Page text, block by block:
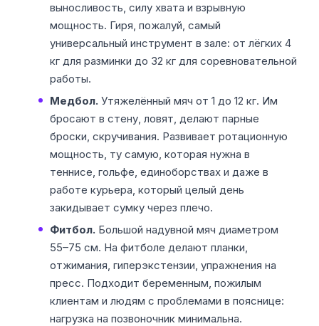
выносливость, силу хвата и взрывную
мощность. Гиря, пожалуй, самый
универсальный инструмент в зале: от лёгких 4
кг для разминки до 32 кг для соревновательной
работы.
Медбол. Утяжелённый мяч от 1 до 12 кг. Им
бросают в стену, ловят, делают парные
броски, скручивания. Развивает ротационную
мощность, ту самую, которая нужна в
теннисе, гольфе, единоборствах и даже в
работе курьера, который целый день
закидывает сумку через плечо.
Фитбол. Большой надувной мяч диаметром
55–75 см. На фитболе делают планки,
отжимания, гиперэкстензии, упражнения на
пресс. Подходит беременным, пожилым
клиентам и людям с проблемами в пояснице:
нагрузка на позвоночник минимальна.